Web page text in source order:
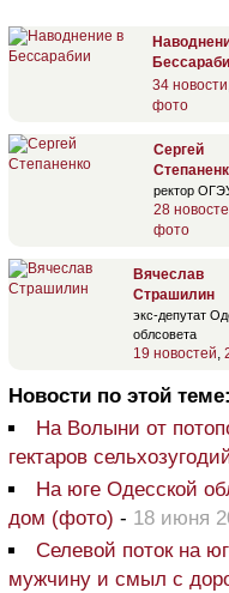
34 новости
фото
Сергей
ректор
28
фото
Вячеслав
Страшилин
экс-депутат
облсовета
19 новостей,
Новости по этой теме:
На Волыни от
гектаров
На юге Одесской
дом (фото) - 18 июня
Селевой поток на
мужчину и смыл с